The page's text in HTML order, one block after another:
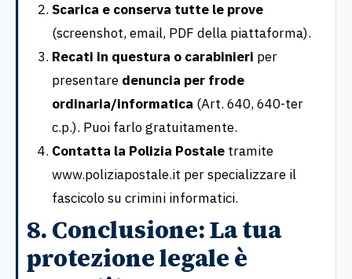
Scarica e conserva tutte le prove
(screenshot, email, PDF della piattaforma).
Recati in questura o carabinieri per
presentare denuncia per frode
ordinaria/informatica (Art. 640, 640-ter
c.p.). Puoi farlo gratuitamente.
Contatta la Polizia Postale tramite
www.poliziapostale.it per specializzare il
fascicolo su crimini informatici.
8. Conclusione: La tua
protezione legale è